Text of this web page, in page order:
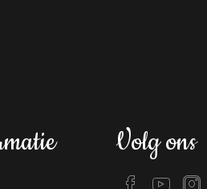
Volg ons